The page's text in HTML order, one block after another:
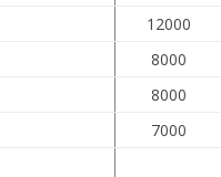
12000
8000
8000
7000